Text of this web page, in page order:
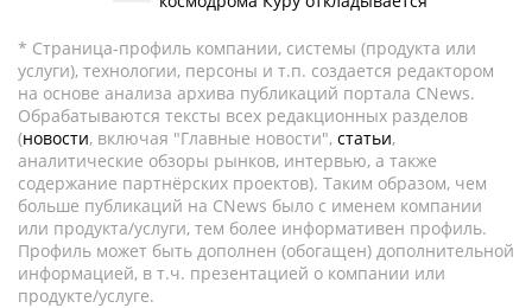
* Страница-профиль компании, системы (продукта или
услуги), технологии, персоны и т.п. создается редактором
на основе анализа архива публикаций портала CNews.
Обрабатываются тексты всех редакционных разделов
(новости, включая "Главные новости", статьи,
аналитические обзоры рынков, интервью, а также
содержание партнёрских проектов). Таким образом, чем
больше публикаций на CNews было с именем компании
или продукта/услуги, тем более информативен профиль.
Профиль может быть дополнен (обогащен) дополнительной
информацией, в т.ч. презентацией о компании или
продукте/услуге.